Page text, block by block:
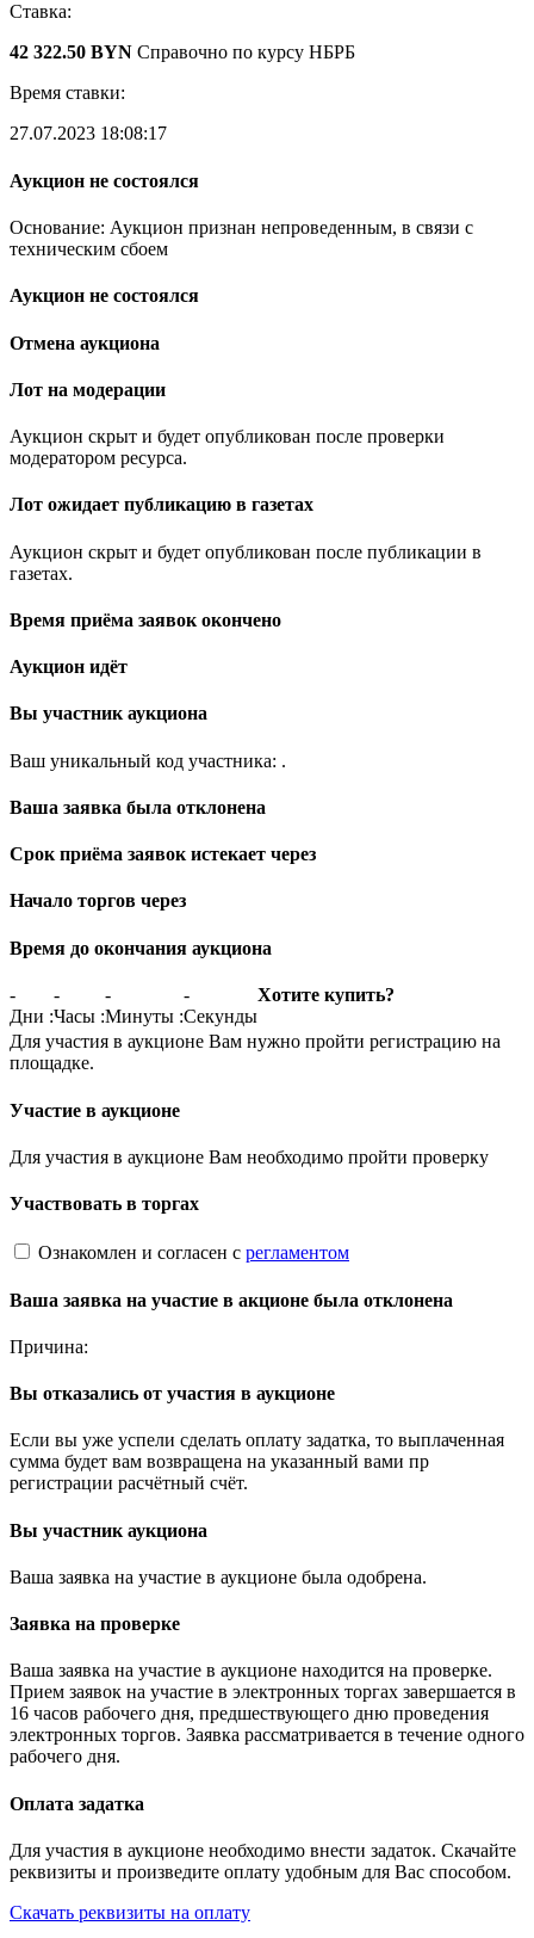
Ставка:
42 322.50 BYN Справочно по курсу НБРБ
Время ставки:
27.07.2023 18:08:17
Аукцион не состоялся
Основание: Аукцион признан непроведенным, в связи с
техническим сбоем
Аукцион не состоялся
Отмена аукциона
Лот на модерации
Аукцион скрыт и будет опубликован после проверки
модератором ресурса.
Лот ожидает публикацию в газетах
Аукцион скрыт и будет опубликован после публикации в
газетах.
Время приёма заявок окончено
Аукцион идёт
Вы участник аукциона
Ваш уникальный код участника: .
Ваша заявка была отклонена
Срок приёма заявок истекает через
Начало торгов через
Время до окончания аукциона
-
Дни :
-
Часы :
-
Минуты :
-
Секунды
Хотите купить?
Для участия в аукционе Вам нужно пройти регистрацию на
площадке.
Участие в аукционе
Для участия в аукционе Вам необходимо пройти проверку
Участвовать в торгах
Ознакомлен и согласен с регламентом
Ваша заявка на участие в акционе была отклонена
Причина:
Вы отказались от участия в аукционе
Если вы уже успели сделать оплату задатка, то выплаченная
сумма будет вам возвращена на указанный вами пр
регистрации расчётный счёт.
Вы участник аукциона
Ваша заявка на участие в аукционе была одобрена.
Заявка на проверке
Ваша заявка на участие в аукционе находится на проверке.
Прием заявок на участие в электронных торгах завершается в
16 часов рабочего дня, предшествующего дню проведения
электронных торгов. Заявка рассматривается в течение одного
рабочего дня.
Оплата задатка
Для участия в аукционе необходимо внести задаток. Скачайте
реквизиты и произведите оплату удобным для Вас способом.
Скачать реквизиты на оплату